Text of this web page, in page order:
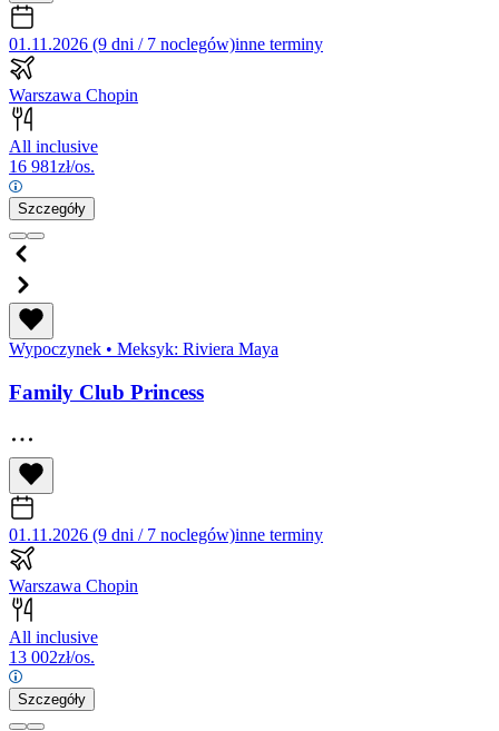
01.11.2026 (9 dni / 7 noclegów)inne terminy
Warszawa Chopin
All inclusive
16 981zł/os.
Szczegóły
Wypoczynek • Meksyk: Riviera Maya
Family Club Princess
01.11.2026 (9 dni / 7 noclegów)inne terminy
Warszawa Chopin
All inclusive
13 002zł/os.
Szczegóły